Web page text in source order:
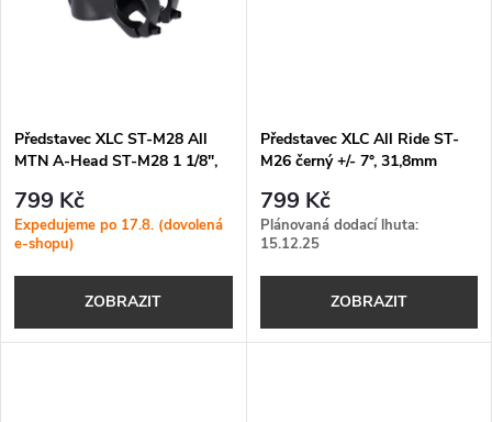
Představec XLC ST-M28 All
MTN A-Head ST-M28 1 1/8",
799 Kč
Expedujeme po 17.8. (dovolená
e-shopu)
ZOBRAZIT
Představec XLC All Ride ST-
M26 černý +/- 7°, 31,8mm
799 Kč
Plánovaná dodací lhuta:
15.12.25
ZOBRAZIT